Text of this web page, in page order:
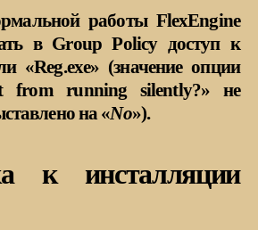
работы FlexEngine
в Group Policy доступ к
«Reg.exe» (значение опции
from running silently?» не
на «No»).
к инсталляции